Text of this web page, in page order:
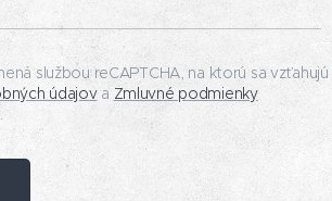
službou reCAPTCHA, na ktorú sa vzťahujú
údajova Zmluvné podmienky